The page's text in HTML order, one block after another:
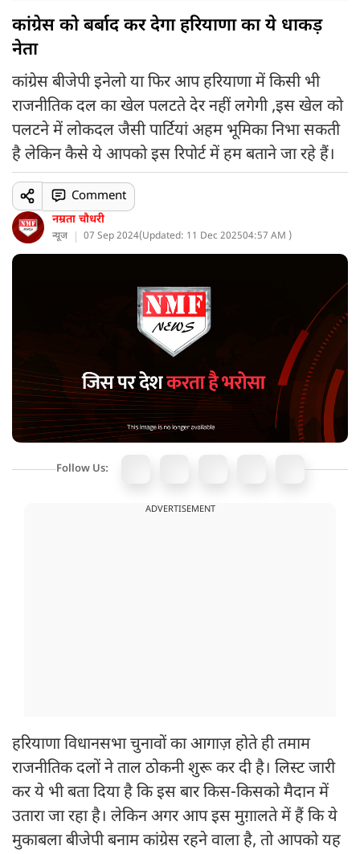
कांग्रेस को बर्बाद कर देगा हरियाणा का ये धाकड़
नेता
कांग्रेस बीजेपी इनेलो या फिर आप हरियाणा में किसी भी
राजनीतिक दल का खेल पलटते देर नहीं लगेगी ,इस खेल को
पलटने में लोकदल जैसी पार्टियां अहम भूमिका निभा सकती
है लेकिन कैसे ये आपको इस रिपोर्ट में हम बताने जा रहे हैं।
नम्रता चौधरी
न्यूज 07 Sep 2024(Updated: 11 Dec 202504:57 AM )
Comment
Follow Us:
ADVERTISEMENT
हरियाणा विधानसभा चुनावों का आगाज़ होते ही तमाम
राजनीतिक दलों ने ताल ठोकनी शुरू कर दी है। लिस्ट जारी
कर ये भी बता दिया है कि इस बार किस-किसको मैदान में
उतारा जा रहा है। लेकिन अगर आप इस मुग़ालते में हैं कि ये
मुकाबला बीजेपी बनाम कांग्रेस रहने वाला है, तो आपको यह